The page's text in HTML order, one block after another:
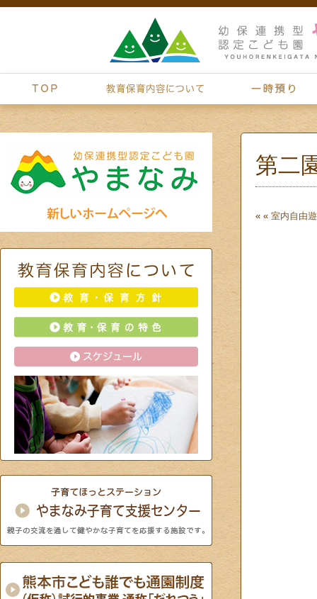
第二
« « 室内自由